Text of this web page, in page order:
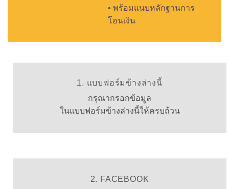
• พร้อมแนบหลักฐานการ
โอนเงิน
1. แบบฟอร์มข้างล่างนี้
กรุณากรอกข้อมูล
ในแบบฟอร์มข้างล่างนี้ให้ครบถ้วน
2. FACEBOOK